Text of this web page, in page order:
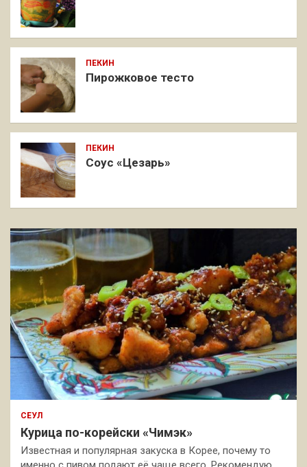
ПЕКИН
Пирожковое тесто
ПЕКИН
Соус «Цезарь»
СЕУЛ
Курица по-корейски «Чимэк»
Известная и популярная закуска в Корее, почему то